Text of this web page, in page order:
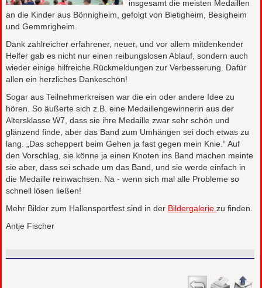
insgesamt die meisten Medaillen
an die Kinder aus Bönnigheim, gefolgt von Bietigheim, Besigheim
und Gemmrigheim.
Dank zahlreicher erfahrener, neuer, und vor allem mitdenkender
Helfer gab es nicht nur einen reibungslosen Ablauf, sondern auch
wieder einige hilfreiche Rückmeldungen zur Verbesserung. Dafür
allen ein herzliches Dankeschön!
Sogar aus Teilnehmerkreisen war die ein oder andere Idee zu
hören. So äußerte sich z.B. eine Medaillengewinnerin aus der
Altersklasse W7, dass sie ihre Medaille zwar sehr schön und
glänzend finde, aber das Band zum Umhängen sei doch etwas zu
lang. „Das scheppert beim Gehen ja fast gegen mein Knie.“ Auf
den Vorschlag, sie könne ja einen Knoten ins Band machen meinte
sie aber, dass sei schade um das Band, und sie werde einfach in
die Medaille reinwachsen. Na - wenn sich mal alle Probleme so
schnell lösen ließen!
Mehr Bilder zum Hallensportfest sind in der Bildergaleriezu finden.
Antje Fischer